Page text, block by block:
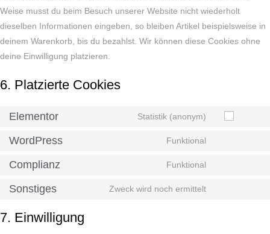
Weise musst du beim Besuch unserer Website nicht wiederholt
dieselben Informationen eingeben, so bleiben Artikel beispielsweise in
deinem Warenkorb, bis du bezahlst. Wir können diese Cookies ohne
deine Einwilligung platzieren.
6. Platzierte Cookies
Elementor Statistik (anonym)
WordPress Funktional
Complianz Funktional
Sonstiges Zweck wird noch ermittelt
7. Einwilligung